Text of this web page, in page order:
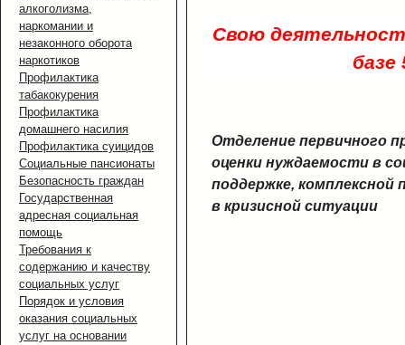
алкоголизма,
наркомании и
незаконного оборота
наркотиков
Профилактика
табакокурения
Профилактика
домашнего насилия
Профилактика суицидов
Социальные пансионаты
Безопасность граждан
Государственная
адресная социальная
помощь
Требования к
содержанию и качеству
социальных услуг
Порядок и условия
оказания социальных
услуг на основании
Свою
базе
Отделение первичного
оценки нуждаемости в
поддержке, комплексной
в кризисной ситуации